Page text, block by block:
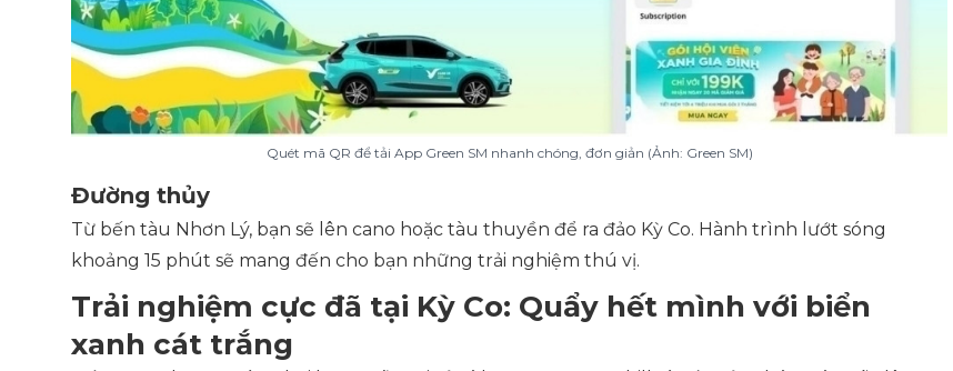
Quét mã QR để tải App Green SM nhanh chóng, đơn giản (Ảnh: Green SM)
Đường thủy
Từ bến tàu Nhơn Lý, bạn sẽ lên cano hoặc tàu thuyền để ra đảo Kỳ Co. Hành trình lướt sóng
khoảng 15 phút sẽ mang đến cho bạn những trải nghiệm thú vị.
Trải nghiệm cực đã tại Kỳ Co: Quẩy hết mình với biển
xanh cát trắng